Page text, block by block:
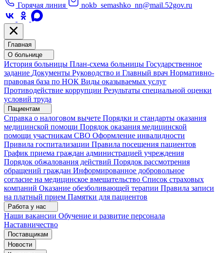
Горячая линия
nokb_semashko_nn@mail.52gov.ru
Главная
О больнице
История больницы План-схема больницы Государственное
задание Документы Руководство и Главный врач Нормативно-
правовая база по НОК Виды оказываемых услуг
Противодействие коррупции Результаты специальной оценки
условий труда
Пациентам
Справка о налоговом вычете Порядки и стандарты оказания
медицинской помощи Порядок оказания медицинской
помощи участникам СВО Оформление инвалидности
Привила госпитализации Правила посещения пациентов
График приема граждан администрацией учреждения
Порядок обжалования действий Порядок рассмотрения
обращений граждан Информированное добровольное
согласие на медицинское вмешательство Список страховых
компаний Оказание обезболивающей терапии Правила записи
на платный прием Памятки для пациентов
Работа у нас
Наши вакансии Обучение и развитие персонала
Наставничество
Поставщикам
Новости